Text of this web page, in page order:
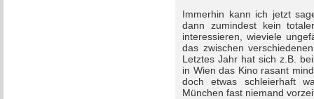
Immerhin kann ich jetzt
dann zumindest kein
interessieren, wieviele
das zwischen
Letztes Jahr hat sich z.B.
in Wien das Kino rasant
doch etwas schleierhaft
München fast niemand